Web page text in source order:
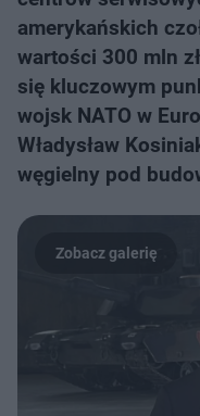
amerykańskich
wartości 300 mln
się kluczowym
wojsk NATO w
Władysław
węgielny pod